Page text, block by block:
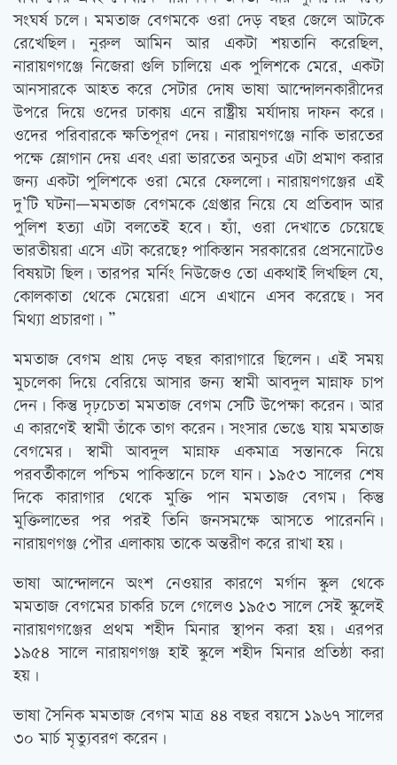
সংঘর্ষ চলে। মমতাজ বেগমকে ওরা দেড় বছর জেলে আটকে
রেখেছিল। নুরুল আমিন আর একটা শয়তানি করেছিল,
নারায়ণগঞ্জে নিজেরা গুলি চালিয়ে এক পুলিশকে মেরে, একটা
আনসারকে আহত করে সেটার দোষ ভাষা আন্দোলনকারীদের
উপরে দিয়ে ওদের ঢাকায় এনে রাষ্ট্রীয় মর্যাদায় দাফন করে।
ওদের পরিবারকে ক্ষতিপূরণ দেয়। নারায়ণগঞ্জে নাকি ভারতের
পক্ষে স্লোগান দেয় এবং এরা ভারতের অনুচর এটা প্রমাণ করার
জন্য একটা পুলিশকে ওরা মেরে ফেললো। নারায়ণগঞ্জের এই
দু’টি ঘটনা—মমতাজ বেগমকে গ্রেপ্তার নিয়ে যে প্রতিবাদ আর
পুলিশ হত্যা এটা বলতেই হবে। হ্যাঁ, ওরা দেখাতে চেয়েছে
ভারতীয়রা এসে এটা করেছে? পাকিস্তান সরকারের প্রেসনোটেও
বিষয়টা ছিল। তারপর মর্নিং নিউজেও তো একথাই লিখছিল যে,
কোলকাতা থেকে মেয়েরা এসে এখানে এসব করেছে। সব
মিথ্যা প্রচারণা। ”
মমতাজ বেগম প্রায় দেড় বছর কারাগারে ছিলেন। এই সময়
মুচলেকা দিয়ে বেরিয়ে আসার জন্য স্বামী আবদুল মান্নাফ চাপ
দেন। কিন্তু দৃঢ়চেতা মমতাজ বেগম সেটি উপেক্ষা করেন। আর
এ কারণেই স্বামী তাঁকে তাগ করেন। সংসার ভেঙে যায় মমতাজ
বেগমের। স্বামী আবদুল মান্নাফ একমাত্র সন্তানকে নিয়ে
পরবর্তীকালে পশ্চিম পাকিস্তানে চলে যান। ১৯৫৩ সালের শেষ
দিকে কারাগার থেকে মুক্তি পান মমতাজ বেগম। কিন্তু
মুক্তিলাভের পর পরই তিনি জনসমক্ষে আসতে পারেননি।
নারায়ণগঞ্জ পৌর এলাকায় তাকে অন্তরীণ করে রাখা হয়।
ভাষা আন্দোলনে অংশ নেওয়ার কারণে মর্গান স্কুল থেকে
মমতাজ বেগমের চাকরি চলে গেলেও ১৯৫৩ সালে সেই স্কুলেই
নারায়ণগঞ্জের প্রথম শহীদ মিনার স্থাপন করা হয়। এরপর
১৯৫৪ সালে নারায়ণগঞ্জ হাই স্কুলে শহীদ মিনার প্রতিষ্ঠা করা
হয়।
ভাষা সৈনিক মমতাজ বেগম মাত্র ৪৪ বছর বয়সে ১৯৬৭ সালের
৩০ মার্চ মৃত্যুবরণ করেন।